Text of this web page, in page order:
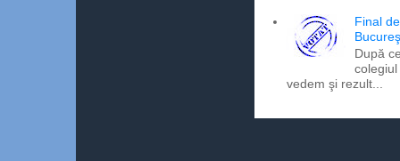
Final
După
vedem şi rezult...